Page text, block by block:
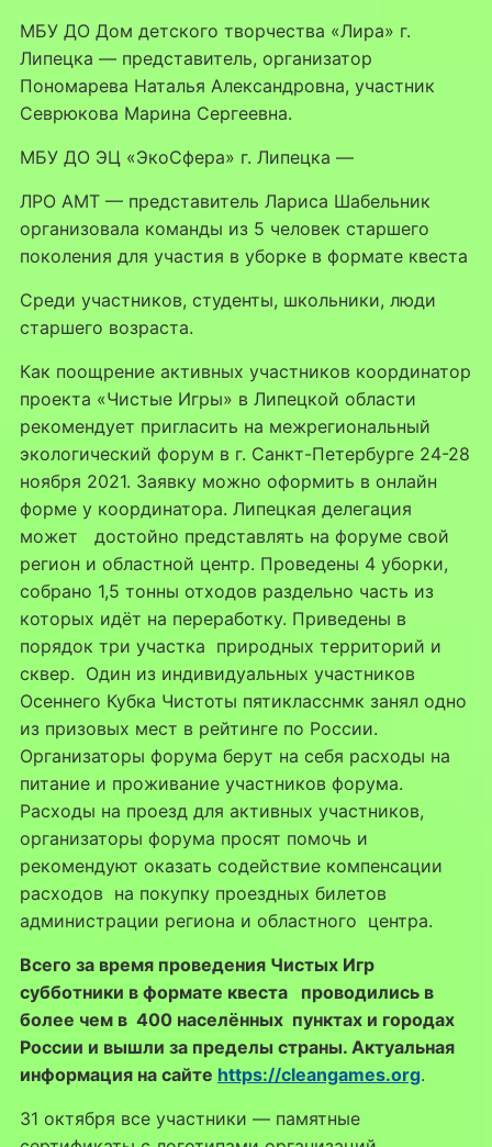
МБУ ДО Дом детского творчества «Лира» г.
Липецка — представитель, организатор
Пономарева Наталья Александровна, участник
Севрюкова Марина Сергеевна.
МБУ ДО ЭЦ «ЭкоСфера» г. Липецка —
ЛРО АМТ — представитель Лариса Шабельник
организовала команды из 5 человек старшего
поколения для участия в уборке в формате квеста
Среди участников, студенты, школьники, люди
старшего возраста.
Как поощрение активных участников координатор
проекта «Чистые Игры» в Липецкой области
рекомендует пригласить на межрегиональный
экологический форум в г. Санкт-Петербурге 24-28
ноября 2021. Заявку можно оформить в онлайн
форме у координатора. Липецкая делегация
может достойно представлять на форуме свой
регион и областной центр. Проведены 4 уборки,
собрано 1,5 тонны отходов раздельно часть из
которых идёт на переработку. Приведены в
порядок три участка природных территорий и
сквер. Один из индивидуальных участников
Осеннего Кубка Чистоты пятикласснмк занял одно
из призовых мест в рейтинге по России.
Организаторы форума берут на себя расходы на
питание и проживание участников форума.
Расходы на проезд для активных участников,
организаторы форума просят помочь и
рекомендуют оказать содействие компенсации
расходов на покупку проездных билетов
администрации региона и областного центра.
Всего за время проведения Чистых Игр
субботники в формате квеста проводились в
более чем в 400 населённых пунктах и городах
России и вышли за пределы страны. Актуальная
информация на сайте https://cleangames.org.
31 октября все участники — памятные